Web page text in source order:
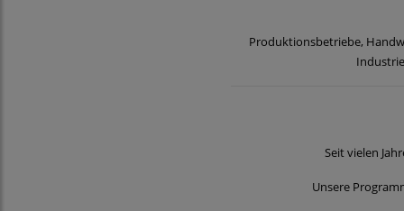
Produktionsbetriebe,
Seit vielen
Unsere